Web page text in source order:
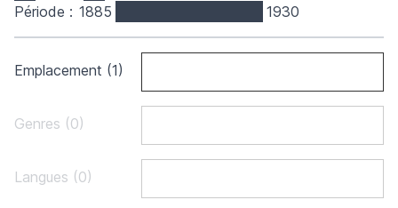
Période : 1885 1930
Emplacement (1)
Genres (0)
Langues (0)